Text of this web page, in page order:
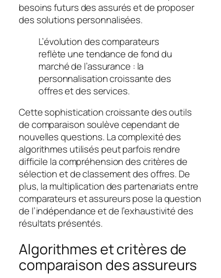
besoins futurs des assurés et de proposer
des solutions personnalisées.
L’évolution des comparateurs
reflète une tendance de fond du
marché de l’assurance : la
personnalisation croissante des
offres et des services.
Cette sophistication croissante des outils
de comparaison soulève cependant de
nouvelles questions. La complexité des
algorithmes utilisés peut parfois rendre
difficile la compréhension des critères de
sélection et de classement des offres. De
plus, la multiplication des partenariats entre
comparateurs et assureurs pose la question
de l’indépendance et de l’exhaustivité des
résultats présentés.
Algorithmes et critères de
comparaison des assureurs